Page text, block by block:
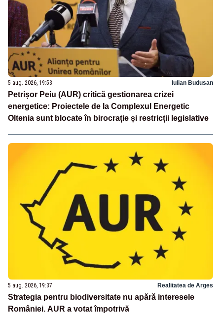
5 aug. 2026, 19:53 Iulian Budusan
Petrișor Peiu (AUR) critică gestionarea crizei
energetice: Proiectele de la Complexul Energetic
Oltenia sunt blocate în birocrație și restricții legislative
5 aug. 2026, 19:37 Realitatea de Arges
Strategia pentru biodiversitate nu apără interesele
României. AUR a votat împotrivă